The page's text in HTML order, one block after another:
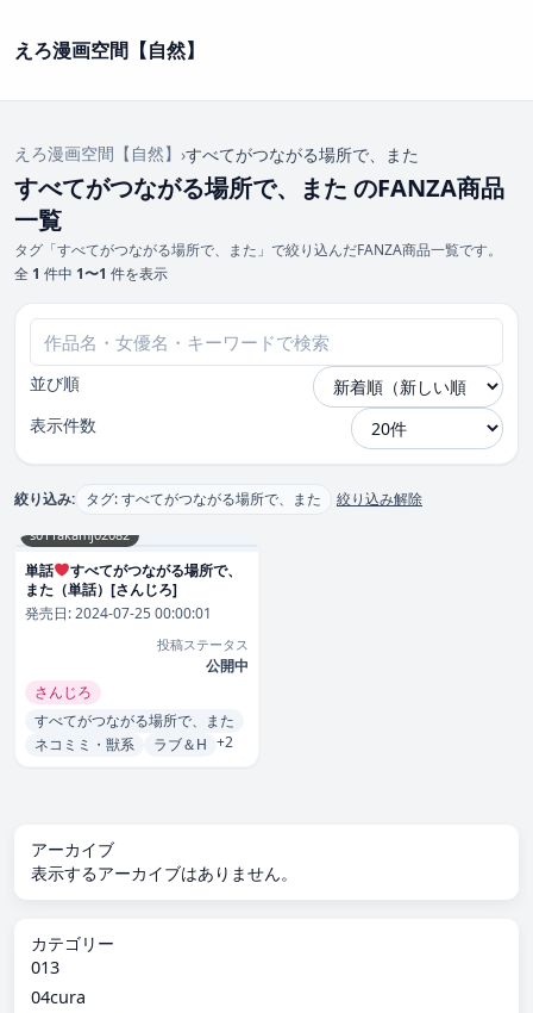
えろ漫画空間【自然】
えろ漫画空間【自然】 ›すべてがつながる場所で、また
すべてがつながる場所で、また のFANZA商品
一覧
タグ「すべてがつながる場所で、また」で絞り込んだFANZA商品一覧です。
全 1 件中 1〜1 件を表示
並び順
表示件数
絞り込み: タグ: すべてがつながる場所で、また 絞り込み解除
s011akamj02082
単話
すべてがつながる場所で、
また（単話）[さんじろ]
発売日:2024-07-25 00:00:01
投稿ステータス
公開中
さんじろ
すべてがつながる場所で、また
ネコミミ・獣系
ラブ＆H +2
アーカイブ
表示するアーカイブはありません。
カテゴリー
013
04cura